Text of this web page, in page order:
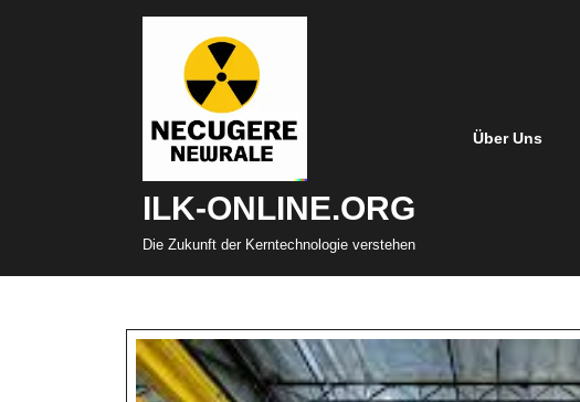
ILK-ONLINE.ORG
Die Zukunft der Kerntechnologie verstehen
Über Uns